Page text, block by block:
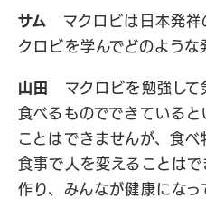
サム
マクロビは日本発祥
クロビを学んでどのような
山田
マクロビを勉強して
食べるものでできている
ことはできませんが、食べ
食事で人を変えることは
作り、みんなが健康にな